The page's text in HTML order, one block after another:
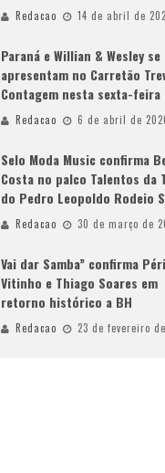
Redacao 14 de abril de
Paraná e Willian & Wesley se
apresentam no Carretão
Contagem nesta sexta-feira
Redacao 6 de abril de
Selo Moda Music confirma
Costa no palco Talentos da
do Pedro Leopoldo Rodeio
Redacao 30 de março de
Vai dar Samba” confirma
Vitinho e Thiago Soares em
retorno histórico a BH
Redacao 23 de fevereiro